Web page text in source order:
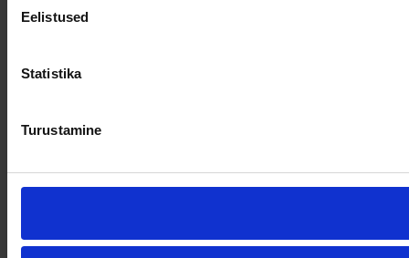
Eelistused
Statistika
Turustamine